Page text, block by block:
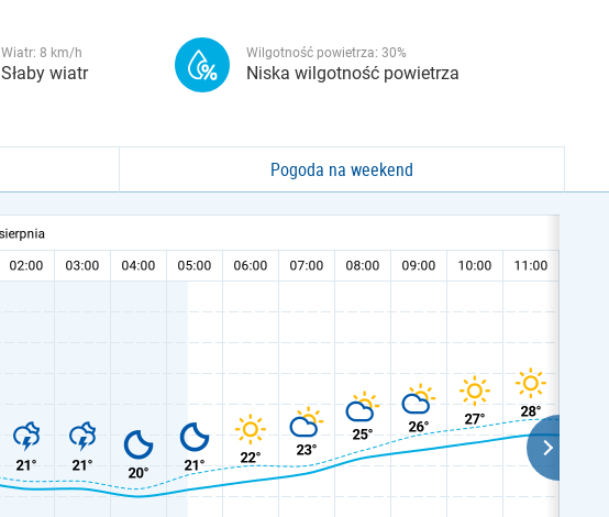
Wiatr: 8 km/h
Słaby wiatr
Wilgotność powietrza: 30%
Niska wilgotność powietrza
Pogoda na weekend